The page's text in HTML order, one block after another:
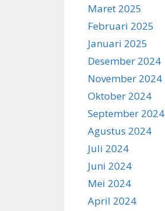
Maret 2025
Februari 2025
Januari 2025
Desember 2024
November 2024
Oktober 2024
September 2024
Agustus 2024
Juli 2024
Juni 2024
Mei 2024
April 2024